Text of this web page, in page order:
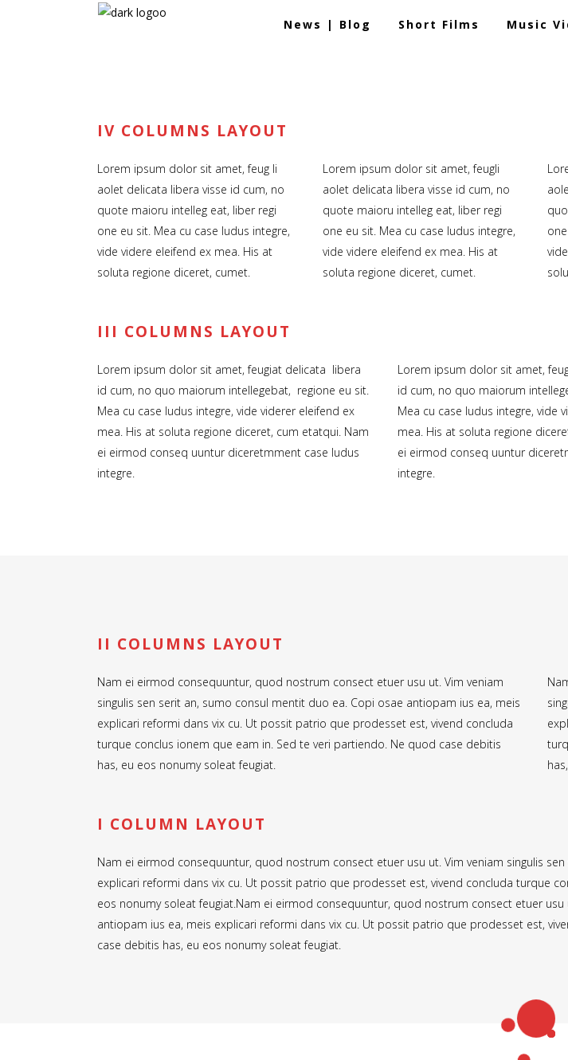
News | Blog Short Films Music
IV COLUMNS LAYOUT
Lorem ipsum dolor sit amet, feug li
aolet delicata libera visse id cum, no
quote maioru intelleg eat, liber regi
one eu sit. Mea cu case ludus integre,
vide videre eleifend ex mea. His at
soluta regione diceret, cumet.
Lorem ipsum dolor sit amet, feugli
aolet delicata libera visse id cum, no
quote maioru intelleg eat, liber regi
one eu sit. Mea cu case ludus integre,
vide videre eleifend ex mea. His at
soluta regione diceret, cumet.
III COLUMNS LAYOUT
Lorem ipsum dolor sit amet, feugiat delicata libera
id cum, no quo maiorum intellegebat, regione eu sit.
Mea cu case ludus integre, vide viderer eleifend ex
mea. His at soluta regione diceret, cum etatqui. Nam
ei eirmod conseq uuntur diceretmment case ludus
integre.
Lorem ipsum dolor sit amet,
id cum, no quo maiorum
Mea cu case ludus integre, vide
mea. His at soluta regione
ei eirmod conseq uuntur
integre.
II COLUMNS LAYOUT
Nam ei eirmod consequuntur, quod nostrum consect etuer usu ut. Vim veniam
singulis sen serit an, sumo consul mentit duo ea. Copi osae antiopam ius ea, meis
explicari reformi dans vix cu. Ut possit patrio que prodesset est, vivend concluda
turque conclus ionem que eam in. Sed te veri partiendo. Ne quod case debitis
has, eu eos nonumy soleat feugiat.
I COLUMN LAYOUT
Nam ei eirmod consequuntur, quod nostrum consect etuer usu ut. Vim veniam singulis
explicari reformi dans vix cu. Ut possit patrio que prodesset est, vivend concluda turque
eos nonumy soleat feugiat.Nam ei eirmod consequuntur, quod nostrum consect etuer
antiopam ius ea, meis explicari reformi dans vix cu. Ut possit patrio que prodesset est,
case debitis has, eu eos nonumy soleat feugiat.